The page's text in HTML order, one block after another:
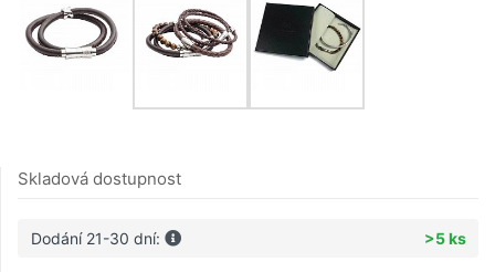
Skladová dostupnost
Dodání 21-30 dní: >5 ks